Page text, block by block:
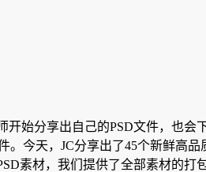
始分享出自己的PSD文件，也会
。今天，JC分享出了45个新鲜高品
素材，我们提供了全部素材的打